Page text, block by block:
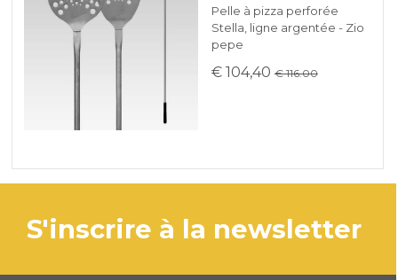
Pelle à pizza perforée
Stella, ligne argentée - Zio
pepe
€ 104,40 € 116.00
s'inscrire à la newsletter